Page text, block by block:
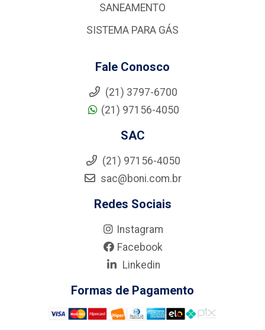
SANEAMENTO
SISTEMA PARA GÁS
Fale Conosco
(21) 3797-6700
(21) 97156-4050
SAC
(21) 97156-4050
sac@boni.com.br
Redes Sociais
Instagram
Facebook
Linkedin
Formas de Pagamento